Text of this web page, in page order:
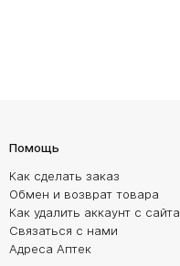
Помощь
Как сделать заказ
Обмен и возврат товара
Как удалить аккаунт с сайта
Связаться с нами
Адреса Аптек